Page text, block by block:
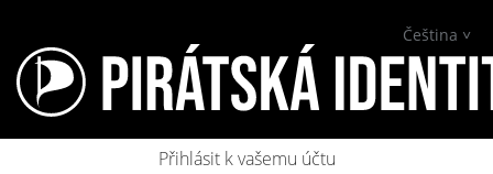
Čeština
Přihlásit k vašemu účtu